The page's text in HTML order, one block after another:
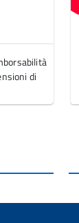
di
europei